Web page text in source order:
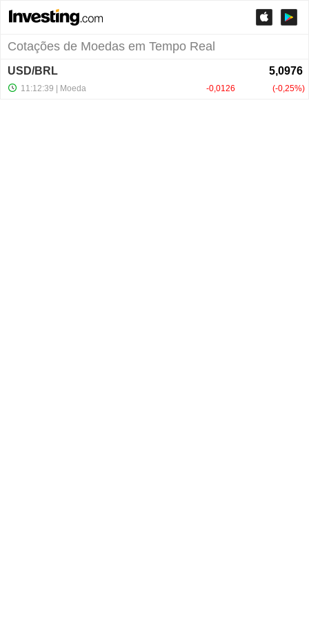
Cotações de Moedas em Tempo Real
USD/BRL
-0,0126 -0,25%
11:12:39 | Moeda